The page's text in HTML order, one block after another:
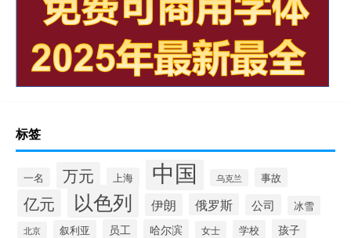
标签
一名 万元 上海 中国 乌克兰 事故
亿元 以色列 伊朗 俄罗斯 公司 冰雪
北京 叙利亚 员工 哈尔滨 女士 学校 孩子